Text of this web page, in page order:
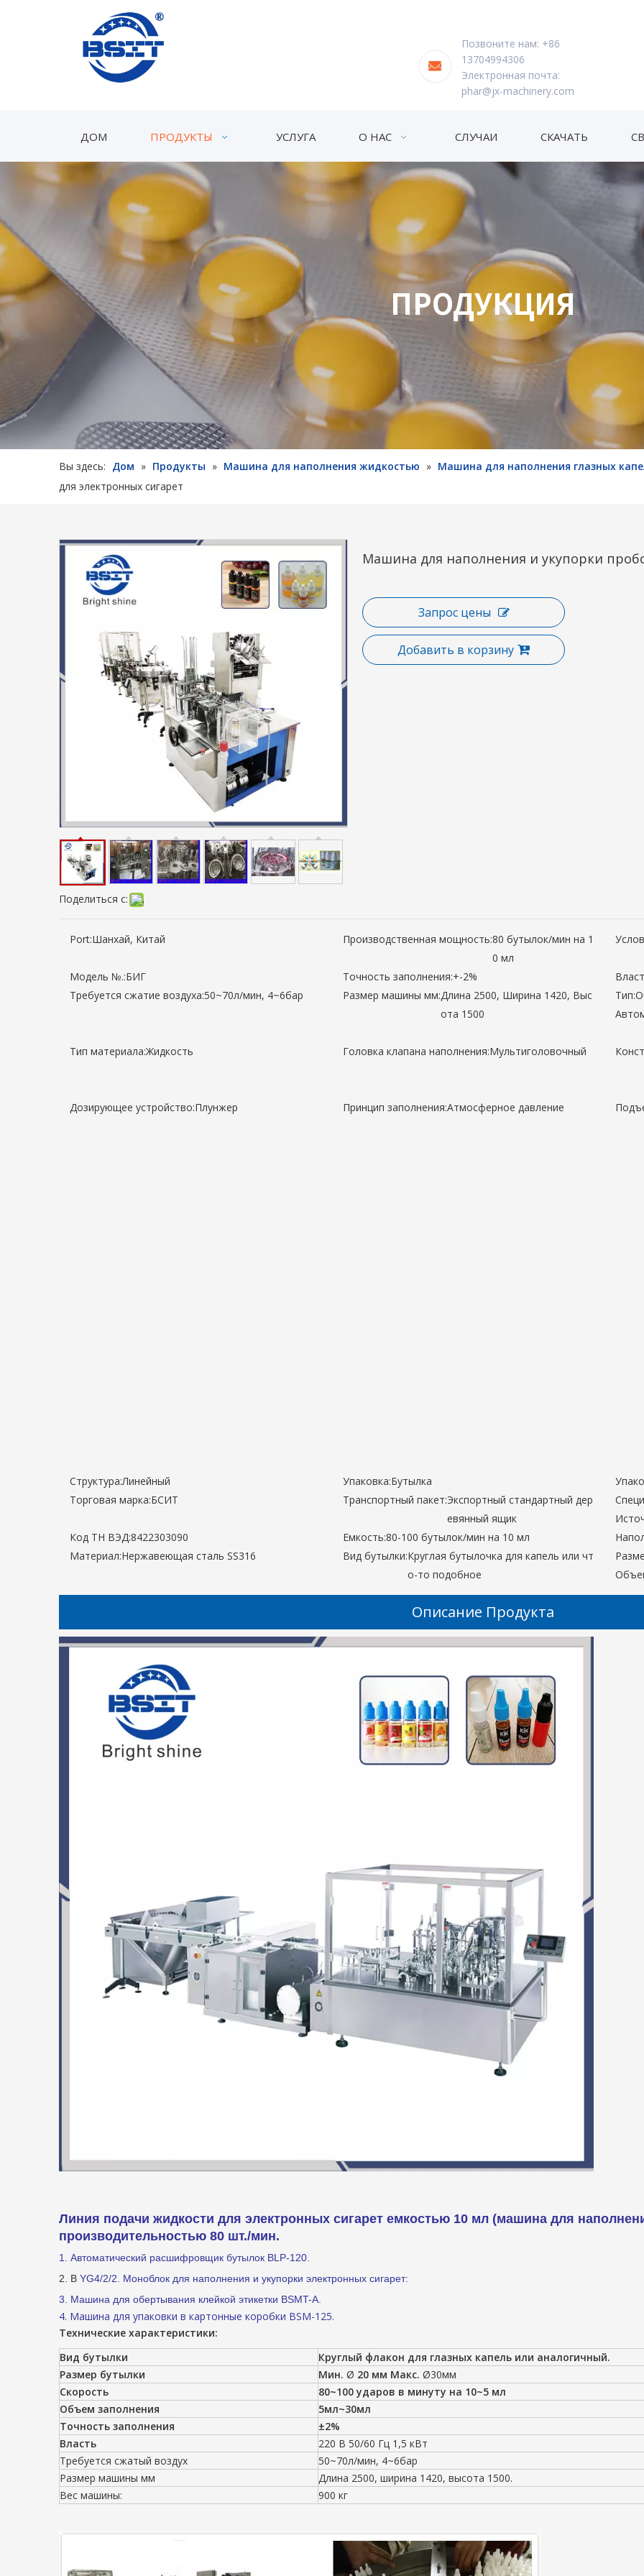
Позвоните нам: +86
13704994306
Электронная почта:
phar@jx-machinery.com
ДОМ ПРОДУКТЫ УСЛУГА О НАС СЛУЧАИ СКАЧАТЬ
ПРОДУКЦИЯ
Вы здесь: Дом » Продукты » Машина для наполнения жидкостью » Машина для наполнения глазных
для электронных сигарет
Поделиться с:
Машина для наполнения и укупорки
Запрос цены
Добавить в корзину
Port:Шанхай, Китай Производственная мощность:80 бутылок/мин на 1
0 мл
Модель №.:БИГ Точность заполнения:+-2%
Требуется сжатие воздуха:50~70л/мин, 4~6бар Размер машины мм:Длина 2500, Ширина 1420, Выс
ота 1500
Тип:
Тип материала:Жидкость Головка клапана наполнения:Мультиголовочный
Дозирующее устройство:Плунжер Принцип заполнения:Атмосферное давление
Структура:Линейный Упаковка:Бутылка
Торговая марка:БСИТ Транспортный пакет:Экспортный стандартный дер
евянный ящик
Код ТН ВЭД:8422303090 Емкость:80-100 бутылок/мин на 10 мл
Материал:Нержавеющая сталь SS316 Вид бутылки:Круглая бутылочка для капель или чт
о-то подобное
Описание Продукта
Линия подачи жидкости для электронных сигарет емкостью 10 мл (машина для
производительностью 80 шт./мин.
1. Автоматический расшифровщик бутылок BLP-120.
2. B YG4/2/2. Моноблок для наполнения и укупорки электронных сигарет:
3. Машина для обертывания клейкой этикетки BSMT-A.
4. Машина для упаковки в картонные коробки BSM-125.
Технические характеристики:
Вид бутылки
Круглый флакон для глазных капель или аналогичный.
Размер бутылки
Мин. Ø 20 мм Макс. Ø30мм
Скорость
80~100 ударов в минуту на 10~5 мл
Объем заполнения
5мл~30мл
Точность заполнения
±2%
Власть
220 В 50/60 Гц 1,5 кВт
Требуется сжатый воздух
50~70л/мин, 4~6бар
Размер машины мм
Длина 2500, ширина 1420, высота 1500.
Вес машины:
900 кг